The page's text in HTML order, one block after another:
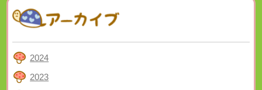
2024
2023